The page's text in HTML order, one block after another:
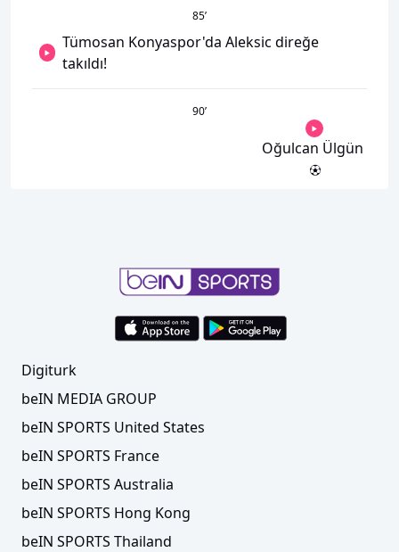
85’
Tümosan Konyaspor'da Aleksic direğe
takıldı!
90’
Oğulcan Ülgün
Digiturk
beIN MEDIA GROUP
beIN SPORTS United States
beIN SPORTS France
beIN SPORTS Australia
beIN SPORTS Hong Kong
beIN SPORTS Thailand